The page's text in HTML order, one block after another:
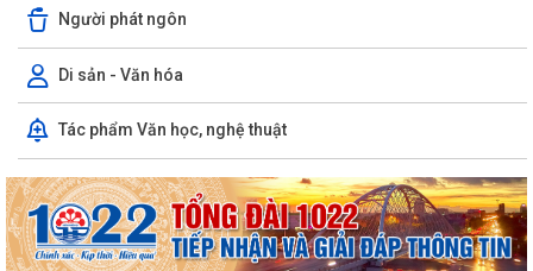
Người phát ngôn
Di sản - Văn hóa
Tác phẩm Văn học, nghệ thuật